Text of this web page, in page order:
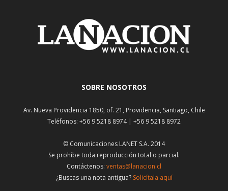
SOBRE NOSOTROS
Av. Nueva Providencia 1850, of. 21, Providencia, Santiago, Chile
Teléfonos: +56 9 5218 8974 | +56 9 5218 8972
© Comunicaciones LANET S.A. 2014
Se prohíbe toda reproducción total o parcial.
Contáctenos: ventas@lanacion.cl
¿Buscas una nota antigua? Solicítala aquí